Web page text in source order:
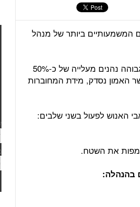
המשמעותיים ביותר של מנהל
ממחקר של מכון גאלופ עולה, כי ארגונים בעלי רמת אמון גבוהה נהנים מעלייה של כ-50%
מנגד, כאשר האמון נסדק, מידת המחוברות
האנוש לפעול בשני שלבים:
את השטח.